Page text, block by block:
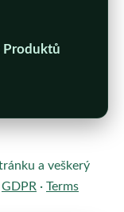
Produktů
a veškerý
GDPR · Terms